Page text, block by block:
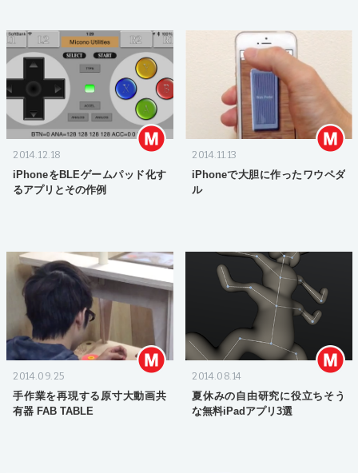
2014.12.18
iPhoneをBLEゲームパッド化す
るアプリとその作例
2014.11.13
iPhoneで大胆に作ったワウペダ
ル
2014.09.25
手作業を再現する原寸大動画共
有器 FAB TABLE
2014.08.14
夏休みの自由研究に役立ちそう
な無料iPadアプリ3選